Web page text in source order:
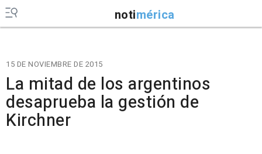
notimérica
15 DE NOVIEMBRE DE 2015
La mitad de los argentinos
desaprueba la gestión de
Kirchner